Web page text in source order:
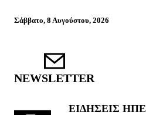
Σάββατο, 8 Αυγούστου, 2026
NEWSLETTER
ΕΙΔΉΣΕΙΣ